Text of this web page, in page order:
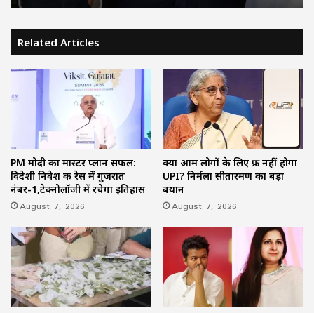
Related Articles
PM मोदी का मास्टर प्लान सफल:
विदेशी निवेश की रेस में गुजरात
नंबर-1,टेक्नोलॉजी में रचेगा इतिहास
August 7, 2026
क्या आम लोगों के लिए फ्री नहीं होगा
UPI? निर्मला सीतारमण का बड़ा
बयान
August 7, 2026